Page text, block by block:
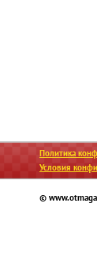
Политика
Условия
©